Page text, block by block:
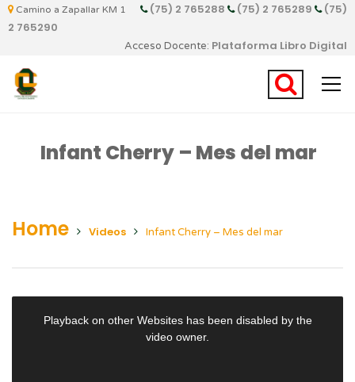
Camino a Zapallar KM 1 (75) 2 765288 (75) 2 765289
(75)
2 765290
Acceso Docente: Plataforma Libro Digital
Infant Cherry – Mes del mar
Home Videos Infant Cherry – Mes del mar